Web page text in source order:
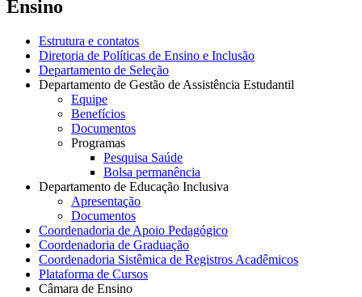
Ensino
Estrutura e contatos
Diretoria de Políticas de Ensino e Inclusão
Departamento de Seleção
Departamento de Gestão de Assistência Estudantil
Equipe
Benefícios
Documentos
Programas
Pesquisa Saúde
Bolsa permanência
Departamento de Educação Inclusiva
Apresentação
Documentos
Coordenadoria de Apoio Pedagógico
Coordenadoria de Graduação
Coordenadoria Sistêmica de Registros Acadêmicos
Plataforma de Cursos
Câmara de Ensino